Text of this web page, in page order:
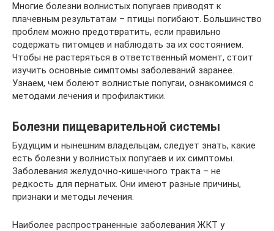
Многие болезни волнистых попугаев приводят к
плачевным результатам – птицы погибают. Большинство
проблем можно предотвратить, если правильно
содержать питомцев и наблюдать за их состоянием.
Чтобы не растеряться в ответственный момент, стоит
изучить основные симптомы заболеваний заранее.
Узнаем, чем болеют волнистые попугаи, ознакомимся с
методами лечения и профилактики.
Болезни пищеварительной системы
Будущим и нынешним владельцам, следует знать, какие
есть болезни у волнистых попугаев и их симптомы.
Заболевания желудочно-кишечного тракта – не
редкость для пернатых. Они имеют разные причины,
признаки и методы лечения.
Наиболее распространенные заболевания ЖКТ у